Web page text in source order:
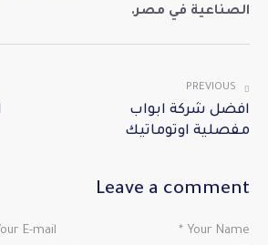
الصناعية في مصر.
PREVIOUS
افضل شركة ابواب
مفصلية اوتوماتيك
Leave a comment